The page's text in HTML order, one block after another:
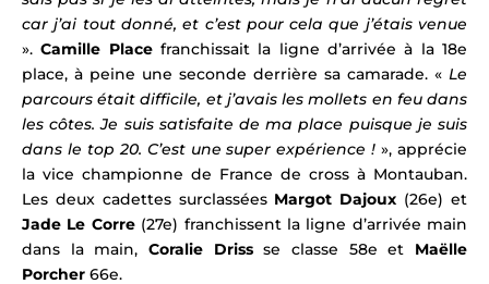
car j’ai tout donné, et c’est pour cela que j’étais venue
».Camille Placefranchissait la ligne d’arrivée à la 18e
place, à peine une seconde derrière sa camarade. « Le
parcours était difficile, et j’avais les mollets en feu dans
les côtes. Je suis satisfaite de ma place puisque je suis
dans le top 20. C’est une super expérience ! », apprécie
la vice championne de France de cross à Montauban.
Les deux cadettes surclassées Margot Dajoux (26e) et
Jade Le Corre(27e) franchissent la ligne d’arrivée main
dans la main, Coralie Drissse classe 58e et Maëlle
Porcher 66e.